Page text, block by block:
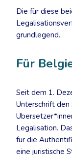
Die für diese
grundlegend.
Für
Seit dem 1.
Unterschrift
Legalisation.
für die
eine juristische